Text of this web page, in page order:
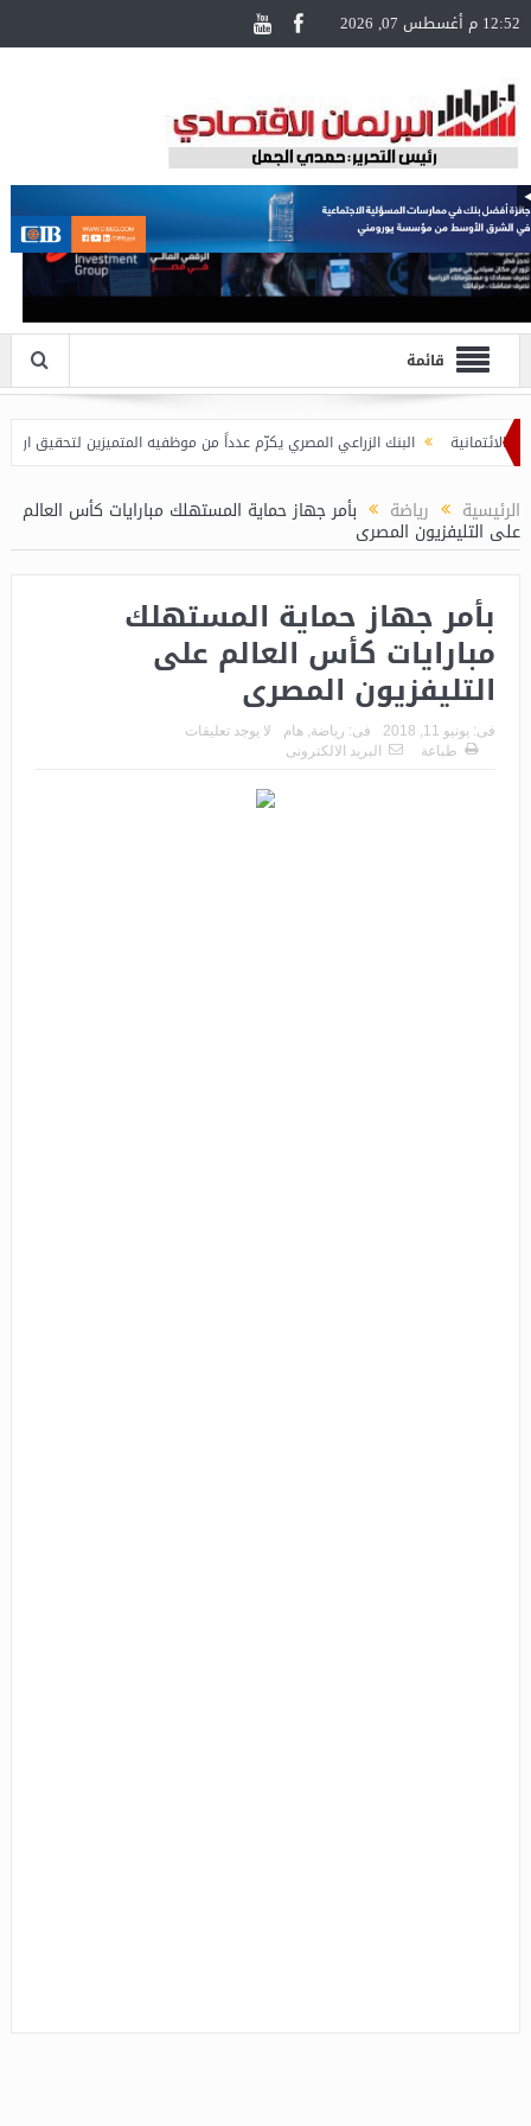
12:52 م أغسطس 07, 2026
قائمة
البنك الزراعي المصري يكرّم عدداً من موظفيه المتميزين لتحقيق ارقام
الرئيسية رياضة بأمر جهاز حماية المستهلك مبارايات كأس العالم
على التليفزيون المصرى
بأمر جهاز حماية المستهلك
مبارايات كأس العالم على
التليفزيون المصرى
فى: يونيو 11, 2018 فى: رياضة, هام
لا يوجد تعليقات
طباعة
البريد الالكترونى